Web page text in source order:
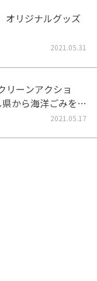
オリジナルグッズ
2021.05.31
リーンアクショ
から海洋ごみをな
2021.05.17